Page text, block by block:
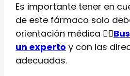
Es importante tener en
de este fármaco solo
orientación médica 👨‍⚕️
un experto y con las
adecuadas.